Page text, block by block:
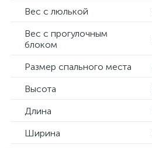
Вес с люлькой
Вес с прогулочным
блоком
Размер спального места
Высота
Длина
Ширина